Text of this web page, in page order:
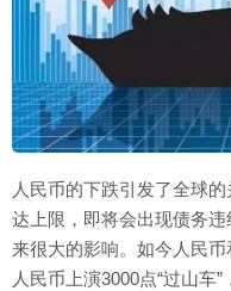
人民币的下跌引发了全球
达上限，即将会出现债务
来很大的影响。如今人民币
人民币上演3000点“过山车”